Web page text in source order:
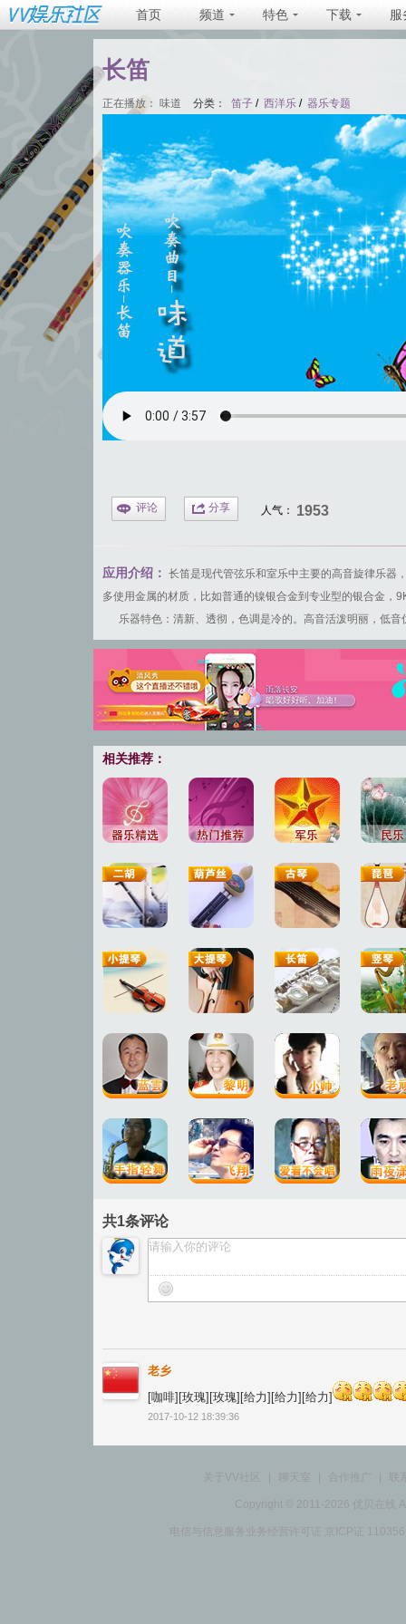
首页 频道 特色 下载 服
长笛
正在播放： 味道 分类： 笛子 / 西洋乐 / 器乐专题
评论 分享 人气： 1953
应用介绍： 长笛是现代管弦乐和室乐中主要的高音旋律乐器
多使用金属的材质，比如普通的镍银合金到专业型的银合金，
乐器特色：清新、透彻，色调是冷的。高音活泼明丽，低音
相关推荐：
共1条评论
老乡
[咖啡][玫瑰][玫瑰][给力][给力][给力]
2017-10-12 18:39:36
关于VV社区 聊天室 合作推广 联
Copyright © 2011-2026 优贝在线
电信与信息服务业务经营许可证 京ICP证